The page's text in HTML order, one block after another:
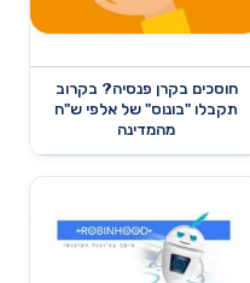
חוסכים בקרן פנסיה? בקרוב
תקבלו "בונוס" של אלפי ש"ח
מהמדינה